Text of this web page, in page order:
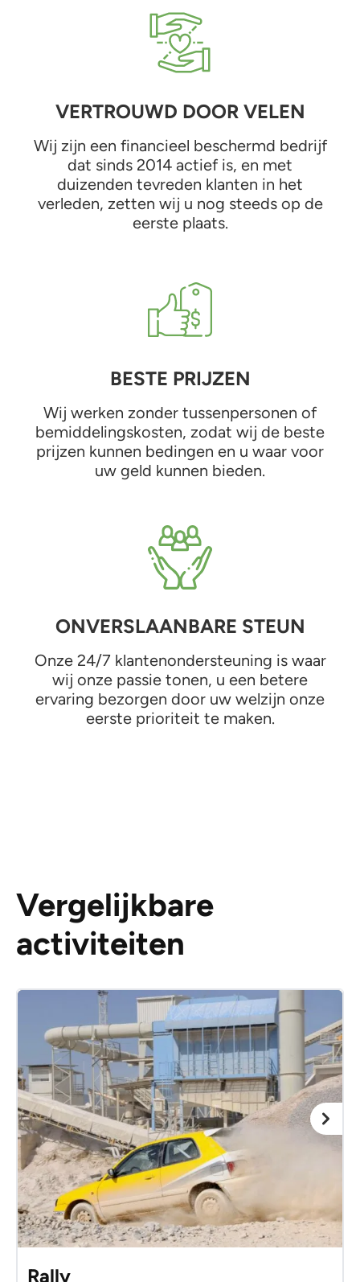
VERTROUWD DOOR VELEN
Wij zijn een financieel beschermd bedrijf
dat sinds 2014 actief is, en met
duizenden tevreden klanten in het
verleden, zetten wij u nog steeds op de
eerste plaats.
BESTE PRIJZEN
Wij werken zonder tussenpersonen of
bemiddelingskosten, zodat wij de beste
prijzen kunnen bedingen en u waar voor
uw geld kunnen bieden.
ONVERSLAANBARE STEUN
Onze 24/7 klantenondersteuning is waar
wij onze passie tonen, u een betere
ervaring bezorgen door uw welzijn onze
eerste prioriteit te maken.
Vergelijkbare
activiteiten
Rally